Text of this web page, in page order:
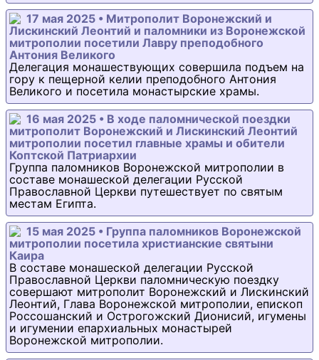
17 мая 2025 • Митрополит Воронежский и
Лискинский Леонтий и паломники из Воронежской
митрополии посетили Лавру преподобного
Антония Великого
Делегация монашествующих совершила подъем на
гору к пещерной келии преподобного Антония
Великого и посетила монастырские храмы.
16 мая 2025 • В ходе паломнической поездки
митрополит Воронежский и Лискинский Леонтий
митрополии посетил главные храмы и обители
Коптской Патриархии
Группа паломников Воронежской митрополии в
составе монашеской делегации Русской
Православной Церкви путешествует по святым
местам Египта.
15 мая 2025 • Группа паломников Воронежской
митрополии посетила христианские святыни
Каира
В составе монашеской делегации Русской
Православной Церкви паломническую поездку
совершают митрополит Воронежский и Лискинский
Леонтий, Глава Воронежской митрополии, епископ
Россошанский и Острогожский Дионисий, игумены
и игумении епархиальных монастырей
Воронежской митрополии.